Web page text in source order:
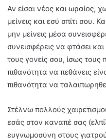
Αν είσαι νέος και ωραίος,
μείνεις και εσύ σπίτι σου.
μην μείνεις μέσα
συνεισφέρεις να φτάσει
τους γονείς σου, ίσως
πιθανότητα να πεθάνεις
πιθανότητα να
Στέλνω πολλούς
εσάς στον καναπέ σας
ευγνωμοσύνη στους